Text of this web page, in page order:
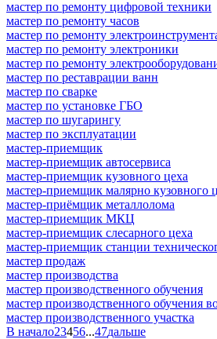
мастер по ремонту цифровой техники
мастер по ремонту часов
мастер по ремонту
мастер по ремонту электроники
мастер по ремонту
мастер по реставрации ванн
мастер по сварке
мастер по установке ГБО
мастер по шугарингу
мастер по эксплуатации
мастер-приемщик
мастер-приемщик автосервиса
мастер-приемщик кузовного цеха
мастер-приемщик малярно кузовного
мастер-приёмщик металлолома
мастер-приемщик МКЦ
мастер-приемщик слесарного цеха
мастер-приемщик станции
мастер продаж
мастер производства
мастер производственного обучения
мастер производственного обучения
мастер производственного участка
В начало23456...47дальше